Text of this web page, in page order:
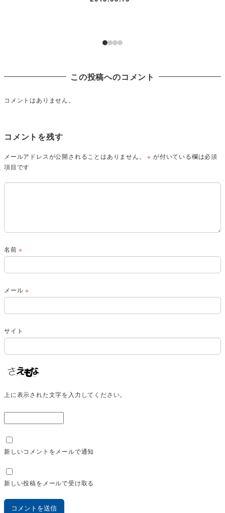
この投稿へのコメント
コメントはありません。
コメントを残す
メールアドレスが公開されることはありません。 ※ が付いている欄は必須
項目です
名前※
メール※
サイト
上に表示された文字を入力してください。
新しいコメントをメールで通知
新しい投稿をメールで受け取る